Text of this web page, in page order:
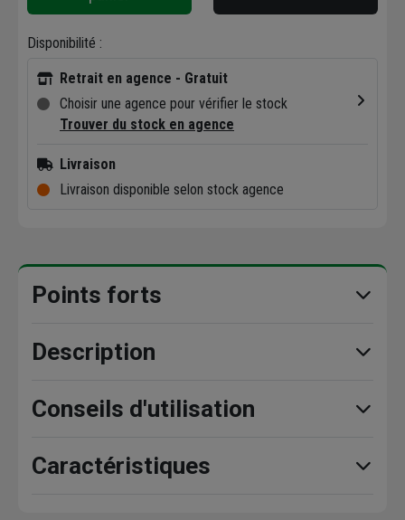
Disponibilité :
Retrait en agence - Gratuit
Choisir une agence pour vérifier le stock
Trouver du stock en agence
Livraison
Livraison disponible selon stock agence
Points forts
Description
Conseils d'utilisation
Caractéristiques